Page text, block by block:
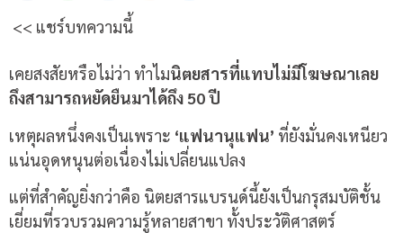
<< แชร์บทความนี้
เคยสงสัยหรือไม่ว่า ทำไมนิตยสารที่แทบไม่มีโฆษณาเลย
ถึงสามารถหยัดยืนมาได้ถึง 50 ปี
เหตุผลหนึ่งคงเป็นเพราะ ‘แฟนานุแฟน’ ที่ยังมั่นคงเหนียว
แน่นอุดหนุนต่อเนื่องไม่เปลี่ยนแปลง
แต่ที่สำคัญยิ่งกว่าคือ นิตยสารแบรนด์นี้ยังเป็นกรุสมบัติชั้น
เยี่ยมที่รวบรวมความรู้หลายสาขา ทั้งประวัติศาสตร์